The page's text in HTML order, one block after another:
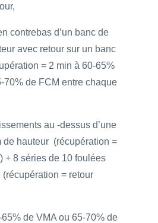
contrebas d’un banc de
avec retour sur un banc
= 2 min à 60-65%
70% de FCM entre chaque
au -dessus d’une
de hauteur (récupération =
+ 8 séries de 10 foulées
= retour
de VMA ou 65-70% de